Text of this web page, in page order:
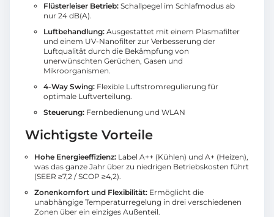
Flüsterleiser Betrieb: Schallpegel im Schlafmodus ab
nur 24 dB(A).
Luftbehandlung: Ausgestattet mit einem Plasmafilter
und einem UV-Nanofilter zur Verbesserung der
Luftqualität durch die Bekämpfung von
unerwünschten Gerüchen, Gasen und
Mikroorganismen.
4-Way Swing: Flexible Luftstromregulierung für
optimale Luftverteilung.
Steuerung: Fernbedienung und WLAN
Wichtigste Vorteile
Hohe Energieeffizienz: Label A++ (Kühlen) und A+ (Heizen),
was das ganze Jahr über zu niedrigen Betriebskosten führt
(SEER ≥7,2 / SCOP ≥4,2).
Zonenkomfort und Flexibilität: Ermöglicht die
unabhängige Temperaturregelung in drei verschiedenen
Zonen über ein einziges Außenteil.